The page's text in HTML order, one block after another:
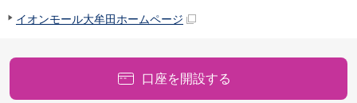
北海道・東北
青森県
宮城県
イオンモール大牟田ホームページ
口座を開設する